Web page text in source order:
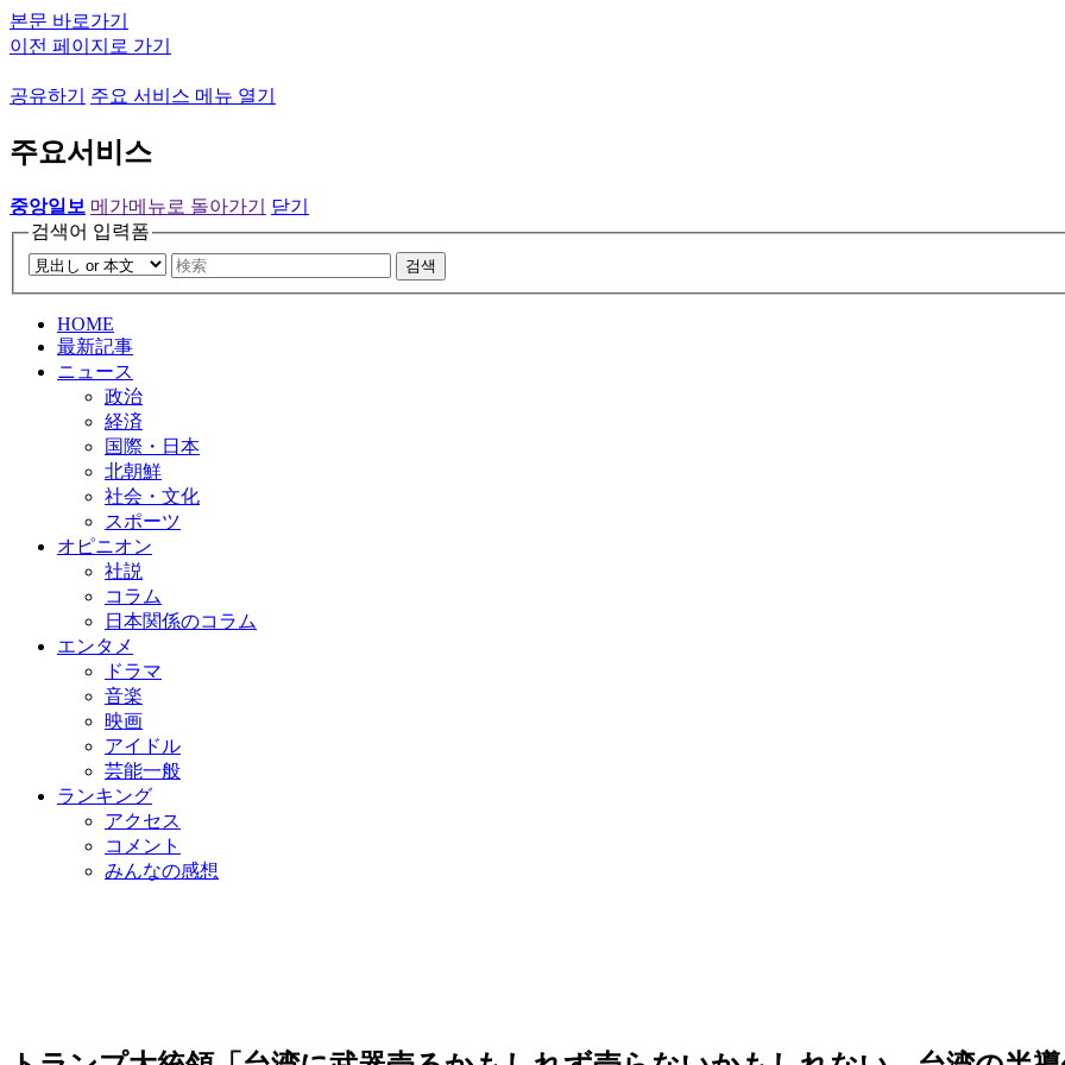
본문 바로가기
이전 페이지로 가기
공유하기 주요 서비스 메뉴 열기
주요서비스
중앙일보 메가메뉴로 돌아가기
닫기
검색어 입력폼
검색
HOME
最新記事
ニュース
政治
経済
国際・日本
北朝鮮
社会・文化
スポーツ
オピニオン
社説
コラム
日本関係のコラム
エンタメ
ドラマ
音楽
映画
アイドル
芸能一般
ランキング
アクセス
コメント
みんなの感想